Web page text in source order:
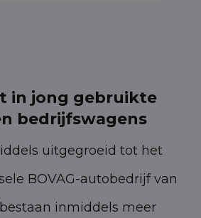
in jong gebruikte
bedrijfswagens
uitgegroeid tot het
BOVAG-autobedrijf van
inmiddels meer